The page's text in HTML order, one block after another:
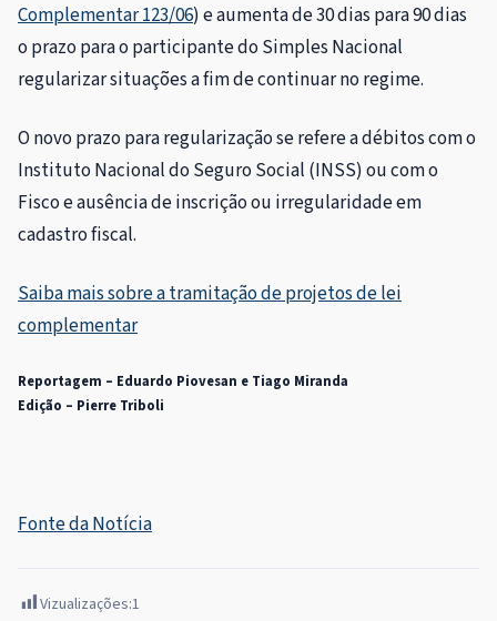
Complementar 123/06) e aumenta de 30 dias para 90 dias
o prazo para o participante do Simples Nacional
regularizar situações a fim de continuar no regime.
O novo prazo para regularização se refere a débitos com o
Instituto Nacional do Seguro Social (INSS) ou com o
Fisco e ausência de inscrição ou irregularidade em
cadastro fiscal.
Saiba mais sobre a tramitação de projetos de lei
complementar
Reportagem – Eduardo Piovesan e Tiago Miranda
Edição – Pierre Triboli
Fonte da Notícia
Vizualizações:1